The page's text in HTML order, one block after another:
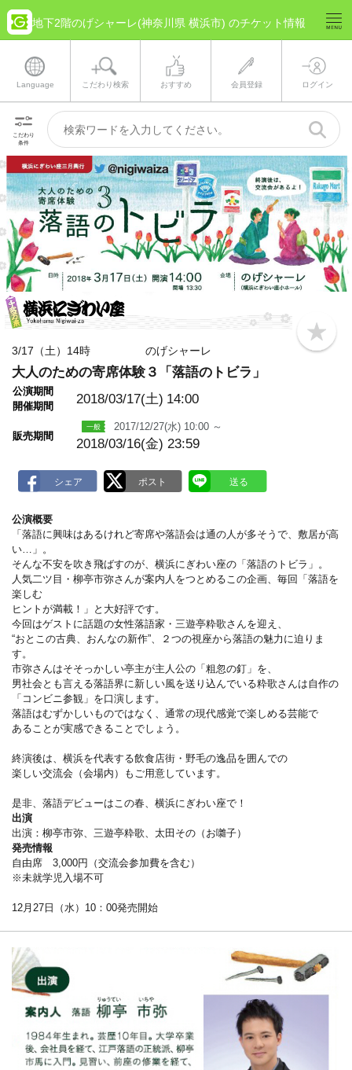
地下2階のげシャーレ(神奈川県 横浜市) のチケット情報
Language こだわり検索 おすすめ 会員登録 ログイン
こだわり
条件
b
o
3/17（土）14時 のげシャーレ
大人のための寄席体験３「落語のトビラ」
公演期間
開催期間
2018/03/17(土) 14:00
販売期間
2017/12/27(水) 10:00 ～
2018/03/16(金) 23:59
公演概要
「落語に興味はあるけれど寄席や落語会は通の人が多そうで、敷居が高
い…」。
そんな不安を吹き飛ばすのが、横浜にぎわい座の「落語のトビラ」。
人気二ツ目・柳亭市弥さんが案内人をつとめるこの企画、毎回「落語を
楽しむ
ヒントが満載！」と大好評です。
今回はゲストに話題の女性落語家・三遊亭粋歌さんを迎え、
“おとこの古典、おんなの新作”、２つの視座から落語の魅力に迫りま
す。
市弥さんはそそっかしい亭主が主人公の「粗忽の釘」を、
男社会とも言える落語界に新しい風を送り込んでいる粋歌さんは自作の
「コンビニ参観」を口演します。
落語はむずかしいものではなく、通常の現代感覚で楽しめる芸能で
あることが実感できることでしょう。
終演後は、横浜を代表する飲食店街・野毛の逸品を囲んでの
楽しい交流会（会場内）もご用意しています。
是非、落語デビューはこの春、横浜にぎわい座で！
出演
出演：柳亭市弥、三遊亭粋歌、太田その（お囃子）
発売情報
自由席 3,000円（交流会参加費を含む）
※未就学児入場不可
12月27日（水）10：00発売開始